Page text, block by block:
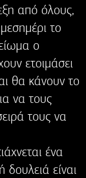
από όλους,
το
ο
ετοιμάσει
θα κάνουν το
να τους
τους να
ένα
δουλειά είναι